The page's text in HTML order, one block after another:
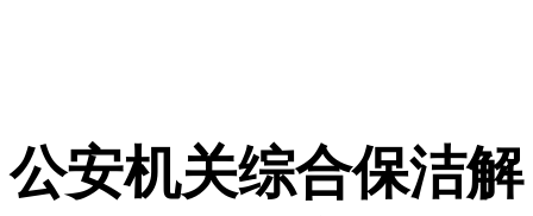
公安机关综合保洁解